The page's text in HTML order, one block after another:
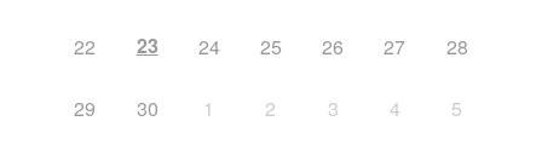
22 23 24 25 26 27 28
29 30 1 2 3 4 5